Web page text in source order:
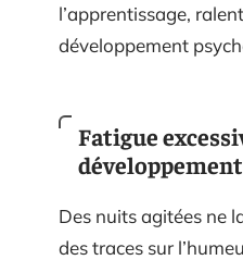
l’apprentissage,
développement
Fatigue
Des nuits agitées ne
des traces sur